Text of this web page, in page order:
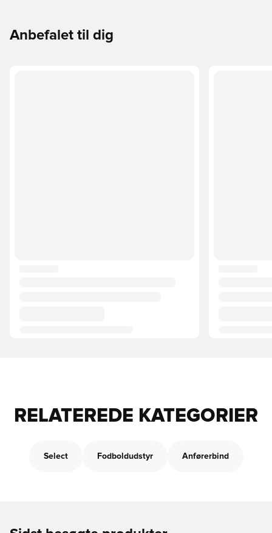
Anbefalet til dig
RELATEREDE KATEGORIER
Select Fodboldudstyr Anførerbind